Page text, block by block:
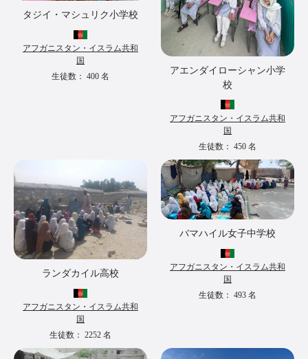
タジイ・マシュリク小学校
アフガニスタン・イスラム共和
国
生徒数： 400 名
アエンダイローシャン小学
校
アフガニスタン・イスラム共和
国
生徒数： 450 名
ランダカイル高校
アフガニスタン・イスラム共和
国
生徒数： 2252 名
バマハイル女子中学校
アフガニスタン・イスラム共和
国
生徒数： 493 名